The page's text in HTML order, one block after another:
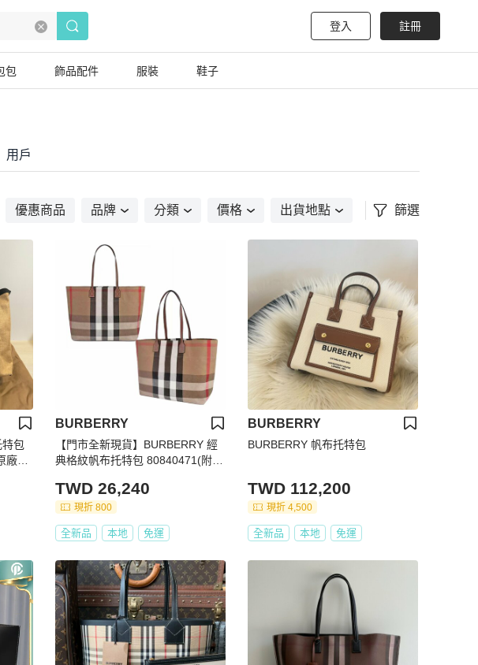
登入 註冊
包 飾品配件 服裝 鞋子
用戶
優惠商品 品牌 分類 價格 出貨地點 篩選
包
配
BURBERRY
【門市全新現貨】BURBERRY 經
典格紋帆布托特包 80840471(附原
TWD 26,240
現折 800
全新品 本地 免運
BURBERRY
BURBERRY 帆布托特包
TWD 112,200
現折 4,500
全新品 本地 免運